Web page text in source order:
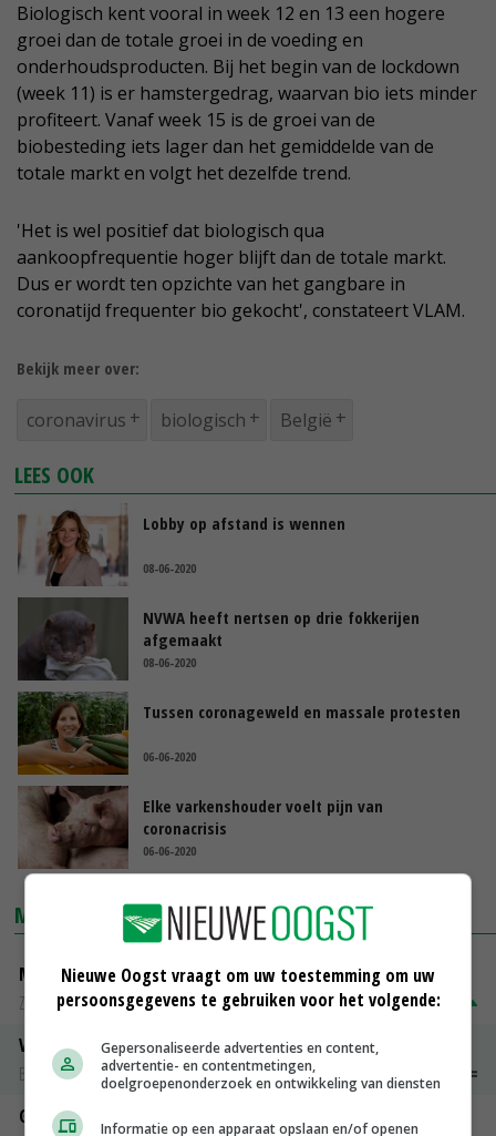
Biologisch kent vooral in week 12 en 13 een hogere
groei dan de totale groei in de voeding en
onderhoudsproducten. Bij het begin van de lockdown
(week 11) is er hamstergedrag, waarvan bio iets minder
profiteert. Vanaf week 15 is de groei van de
biobesteding iets lager dan het gemiddelde van de
totale markt en volgt het dezelfde trend.
'Het is wel positief dat biologisch qua
aankoopfrequentie hoger blijft dan de totale markt.
Dus er wordt ten opzichte van het gangbare in
coronatijd frequenter bio gekocht', constateert VLAM.
Bekijk meer over:
coronavirus biologisch België
LEES OOK
Lobby op afstand is wennen
08-06-2020
NVWA heeft nertsen op drie fokkerijen
afgemaakt
08-06-2020
Tussen coronageweld en massale protesten
06-06-2020
Elke varkenshouder voelt pijn van
coronacrisis
06-06-2020
MARKTPRIJZEN
Magere melkpoeder
Zuivel NL
€ 269,00 € 7,00
Vleeskuikens 2001-2600 gr
Barneveld
€ 1,11
Gerst
Nieuwe Oogst vraagt om uw toestemming om uw
persoonsgegevens te gebruiken voor het volgende:
Gepersonaliseerde advertenties en content,
advertentie- en contentmetingen,
doelgroepenonderzoek en ontwikkeling van diensten
Informatie op een apparaat opslaan en/of openen